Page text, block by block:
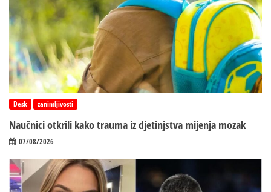
Desk zanimljivosti
Naučnici otkrili kako trauma iz d‌jetinjstva mijenja mozak
07/08/2026